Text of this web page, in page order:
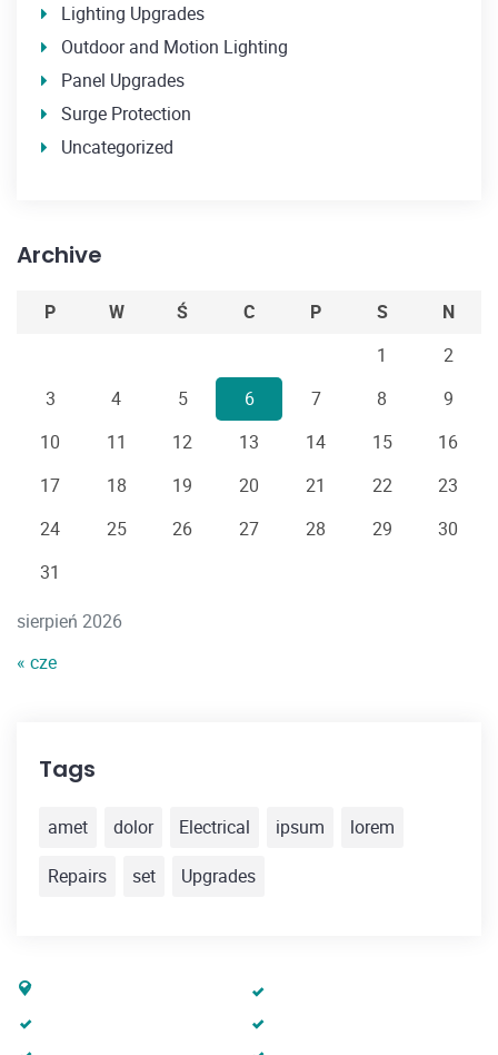
Lighting Upgrades
Outdoor and Motion Lighting
Panel Upgrades
Surge Protection
Uncategorized
Archive
sierpień 2026
P W Ś C P S
N
1
2
3
4 5 6 7 8
9
10
11 12 13 14 15
16
17
18 19 20 21 22
23
24
25 26 27 28 29
30
31
« cze
Tags
amet dolor Electrical ipsum
lorem
Repairs
set Upgrades